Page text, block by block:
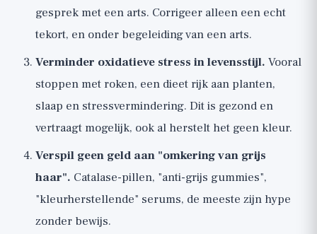
gesprek met een arts. Corrigeer alleen een echt
tekort, en onder begeleiding van een arts.
Verminder oxidatieve stress in levensstijl. Vooral
stoppen met roken, een dieet rijk aan planten,
slaap en stressvermindering. Dit is gezond en
vertraagt mogelijk, ook al herstelt het geen kleur.
Verspil geen geld aan "omkering van grijs
haar". Catalase-pillen, "anti-grijs gummies",
"kleurherstellende" serums, de meeste zijn hype
zonder bewijs.